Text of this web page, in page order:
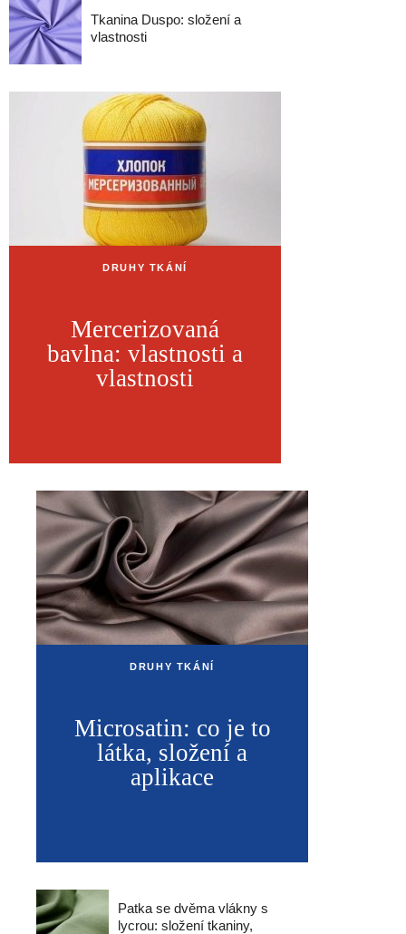
Tkanina Duspo: složení a
vlastnosti
DRUHY TKÁNÍ
Mercerizovaná
bavlna: vlastnosti a
vlastnosti
DRUHY TKÁNÍ
Microsatin: co je to
látka, složení a
aplikace
Patka se dvěma vlákny s
lycrou: složení tkaniny,